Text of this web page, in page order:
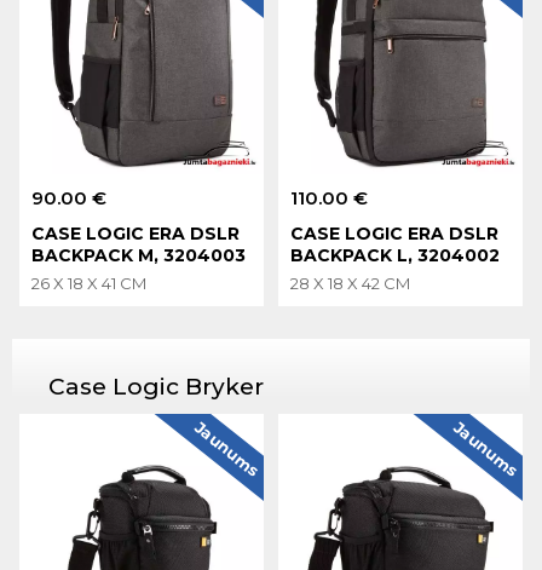
90.00 €
CASE LOGIC ERA DSLR
BACKPACK M, 3204003
26 X 18 X 41 CM
110.00 €
CASE LOGIC ERA DSLR
BACKPACK L, 3204002
28 X 18 X 42 CM
Case Logic Bryker
Jaunums Jaunums